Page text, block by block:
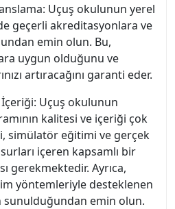
Uçuş okulunun yerel
geçerli akreditasyonlara ve
emin olun. Bu,
uygun olduğunu ve
artıracağını garanti eder.
Uçuş okulunun
kalitesi ve içeriği çok
simülatör eğitimi ve gerçek
içeren kapsamlı bir
gerekmektedir. Ayrıca,
yöntemleriyle desteklenen
sunulduğundan emin olun.